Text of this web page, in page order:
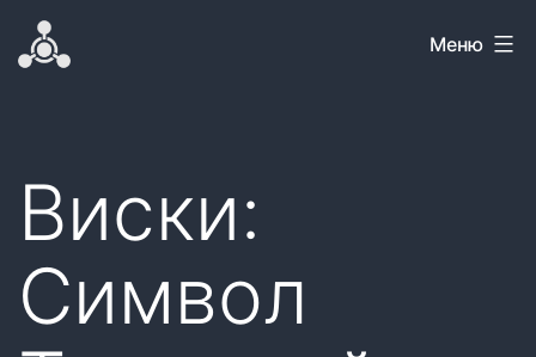
Перейти
Самовар Меню
Виски:
Символ